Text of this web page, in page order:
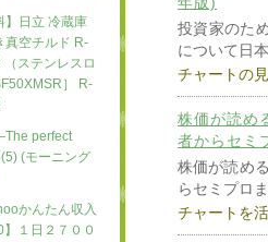
投資家のた
について日
チャートの
株価が読め
者からセミ
株価が読め
らセミプロ
チャートを
】日立 冷蔵庫
真空チルド R-
ステンレスロ
］ R-
perfect
(モーニング
かんたん収入
】１日２７００